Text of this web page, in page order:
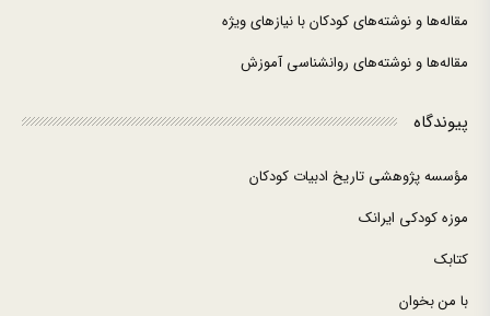
مقاله‌ها و نوشته‌های کودکان با نیازهای ویژه
مقاله‌ها و نوشته‌های روانشناسی آموزش
پیوندگاه
مؤسسه پژوهشی تاریخ ادبیات کودکان
موزه کودکی ایرانک
کتابک
با من بخوان